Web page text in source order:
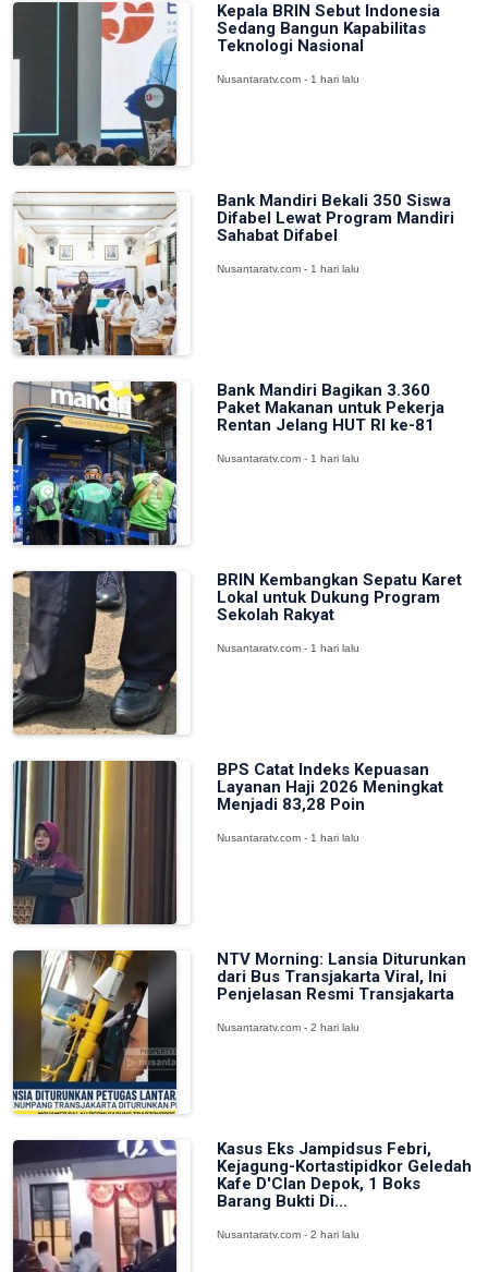
Kepala BRIN Sebut Indonesia
Sedang Bangun Kapabilitas
Teknologi Nasional
Nusantaratv.com - 1 hari lalu
Bank Mandiri Bekali 350 Siswa
Difabel Lewat Program Mandiri
Sahabat Difabel
Nusantaratv.com - 1 hari lalu
Bank Mandiri Bagikan 3.360
Paket Makanan untuk Pekerja
Rentan Jelang HUT RI ke-81
Nusantaratv.com - 1 hari lalu
BRIN Kembangkan Sepatu Karet
Lokal untuk Dukung Program
Sekolah Rakyat
Nusantaratv.com - 1 hari lalu
BPS Catat Indeks Kepuasan
Layanan Haji 2026 Meningkat
Menjadi 83,28 Poin
Nusantaratv.com - 1 hari lalu
NTV Morning: Lansia Diturunkan
dari Bus Transjakarta Viral, Ini
Penjelasan Resmi Transjakarta
Nusantaratv.com - 2 hari lalu
Kasus Eks Jampidsus Febri,
Kejagung-Kortastipidkor Geledah
Kafe D'Clan Depok, 1 Boks
Barang Bukti Di...
Nusantaratv.com - 2 hari lalu